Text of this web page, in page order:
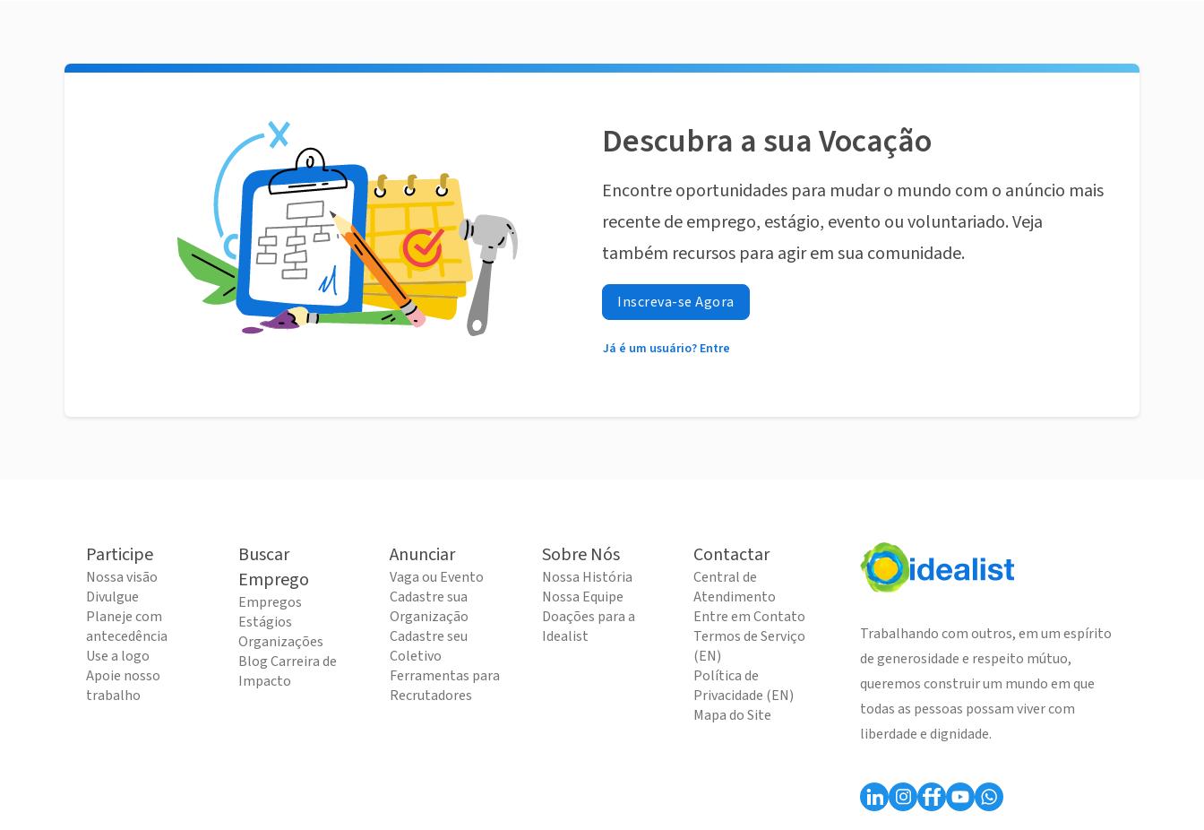
Descubra a sua Vocação
Encontre oportunidades para mudar o mundo com o anúncio mais
recente de emprego, estágio, evento ou voluntariado. Veja
também recursos para agir em sua comunidade.
Inscreva-se Agora
Já é um usuário? Entre
Participe
Nossa visão
Divulgue
Planeje com
antecedência
Use a logo
Apoie nosso
trabalho
Buscar
Emprego
Empregos
Estágios
Organizações
Blog Carreira de
Impacto
Anunciar
Vaga ou Evento
Cadastre sua
Organização
Cadastre seu
Coletivo
Ferramentas para
Recrutadores
Sobre Nós
Nossa História
Nossa Equipe
Doações para a
Idealist
Contactar
Central de
Atendimento
Entre em Contato
Termos de Serviço
(EN)
Política de
Privacidade (EN)
Mapa do Site
Trabalhando com outros, em um espírito
de generosidade e respeito mútuo,
queremos construir um mundo em que
todas as pessoas possam viver com
liberdade e dignidade.